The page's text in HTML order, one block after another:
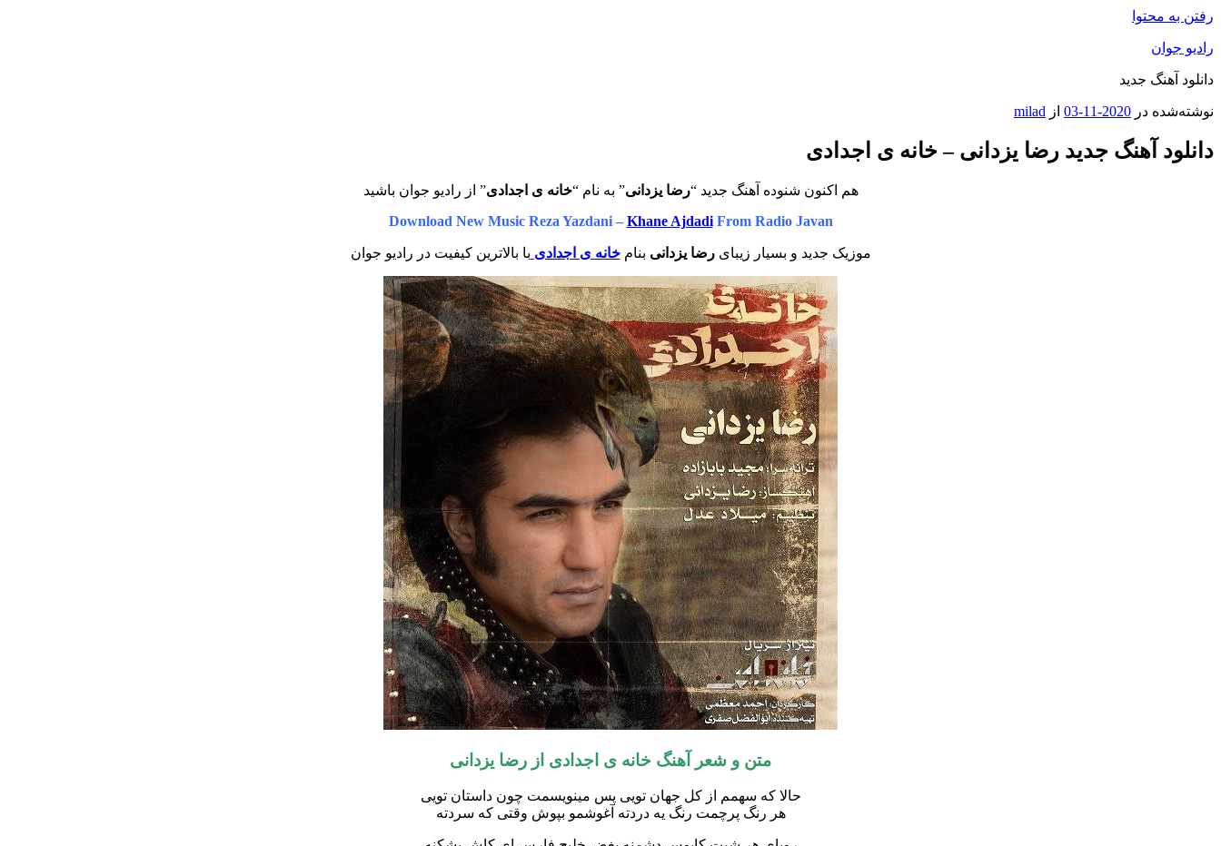
رفتن به محتوا
رادیو جوان
دانلود آهنگ جدید
نوشته‌شده در 2020-11-03 از milad
دانلود آهنگ جدید رضا یزدانی – خانه ی اجدادی
هم اکنون شنوده آهنگ جدید “رضا یزدانی” به نام “خانه ی اجدادی” از رادیو جوان باشید
Download New Music Reza Yazdani – Khane AjdadiFrom Radio Javan
موزیک جدید و بسیار زیبایرضا یزدانی بنامخانه ی اجدادی با بالاترین کیفیت در رادیو جوان
متن و شعر آهنگ خانه ی اجدادی از رضا یزدانی
حالا که سهمم از کل جهان تویی پس مینویسمت چون داستان تویی
هر رنگ پرچمت رنگ یه دردته آغوشمو بپوش وقتی که سردته